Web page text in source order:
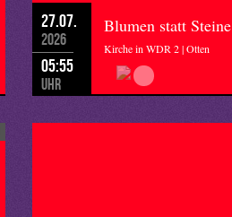
27.07.
2026
05:55
Uhr
Blumen statt Steine
Kirche in WDR 2 | Otten